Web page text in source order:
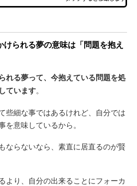
られる夢の意味は「問題を抱え
れる夢って、今抱えている問題を処
ています。
些細な事ではあるけれど、自分では
を意味しているから。
ならないなら、素直に居直るのが賢
より、自分の出来ることにフォーカ